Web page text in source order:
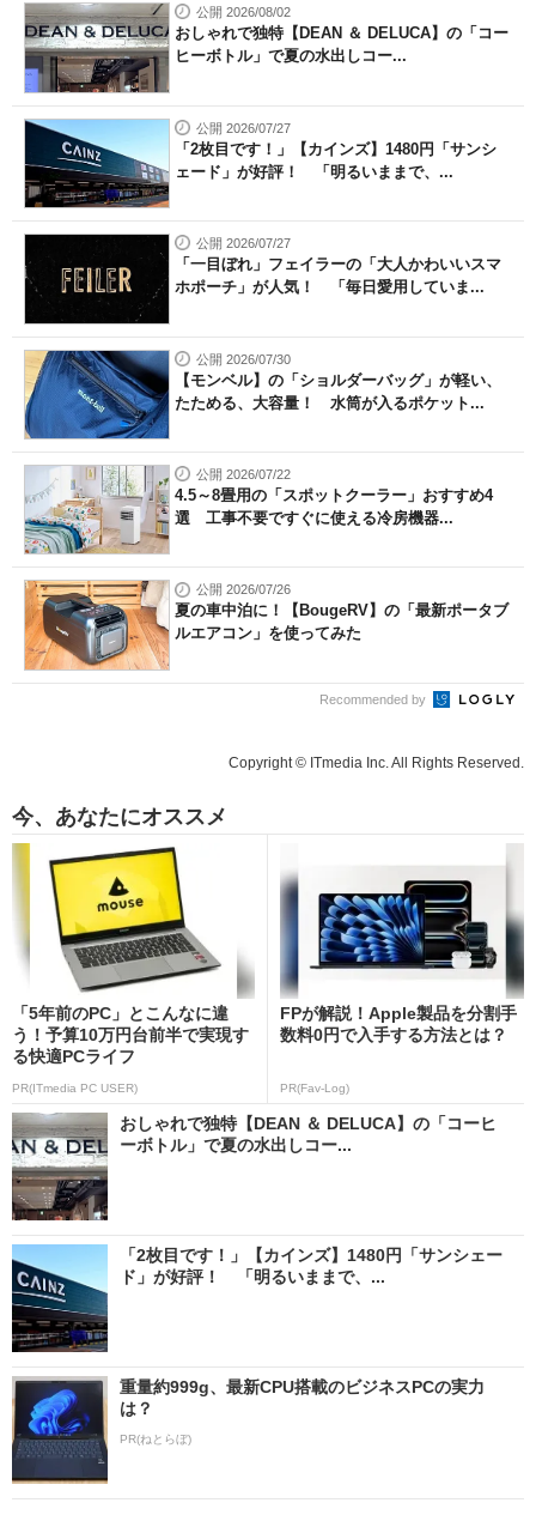
公開 2026/08/02
おしゃれで独特【DEAN ＆ DELUCA】の「コー
ヒーボトル」で夏の水出しコー...
公開 2026/07/27
「2枚目です！」【カインズ】1480円「サンシ
ェード」が好評！ 「明るいままで、...
公開 2026/07/27
「一目ぼれ」フェイラーの「大人かわいいスマ
ホポーチ」が人気！ 「毎日愛用していま...
公開 2026/07/30
【モンベル】の「ショルダーバッグ」が軽い、
たためる、大容量！ 水筒が入るポケット...
公開 2026/07/22
4.5～8畳用の「スポットクーラー」おすすめ4
選 工事不要ですぐに使える冷房機器...
公開 2026/07/26
夏の車中泊に！【BougeRV】の「最新ポータブ
ルエアコン」を使ってみた
Recommended by
Copyright © ITmedia Inc. All Rights Reserved.
今、あなたにオススメ
「5年前のPC」とこんなに違
う！予算10万円台前半で実現す
る快適PCライフ
PR(ITmedia PC USER)
FPが解説！Apple製品を分割手
数料0円で入手する方法とは？
PR(Fav-Log)
おしゃれで独特【DEAN ＆ DELUCA】の「コーヒ
ーボトル」で夏の水出しコー...
「2枚目です！」【カインズ】1480円「サンシェー
ド」が好評！ 「明るいままで、...
重量約999g、最新CPU搭載のビジネスPCの実力
は？
PR(ねとらぼ)